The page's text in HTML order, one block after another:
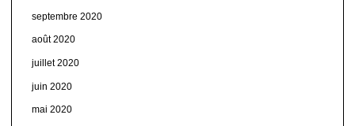
septembre 2020
août 2020
juillet 2020
juin 2020
mai 2020